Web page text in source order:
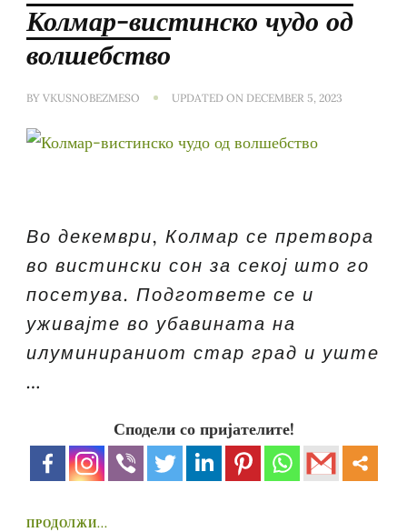
Колмар-вистинско чудо од
волшебство
BY VKUSNOBEZMESO UPDATED ON DECEMBER 5, 2023
Во декември, Колмар се претвора
во вистински сон за секој што го
посетува. Подгответе се и
уживајте во убавината на
илуминираниот стар град и уште
…
Сподели со пријателите!
ПРОДОЛЖИ...